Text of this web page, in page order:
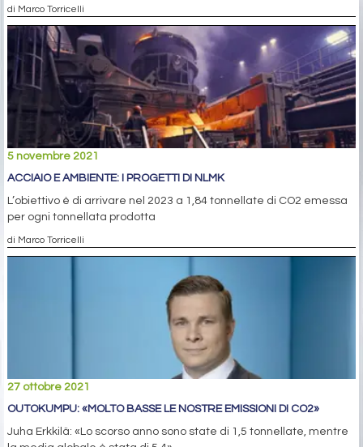
di Marco Torricelli
5 novembre 2021
ACCIAIO E AMBIENTE: I PROGETTI DI NLMK
L’obiettivo è di arrivare nel 2023 a 1,84 tonnellate di CO2 emessa
per ogni tonnellata prodotta
di Marco Torricelli
27 ottobre 2021
OUTOKUMPU: «MOLTO BASSE LE NOSTRE EMISSIONI DI CO2»
Juha Erkkilä: «Lo scorso anno sono state di 1,5 tonnellate, mentre